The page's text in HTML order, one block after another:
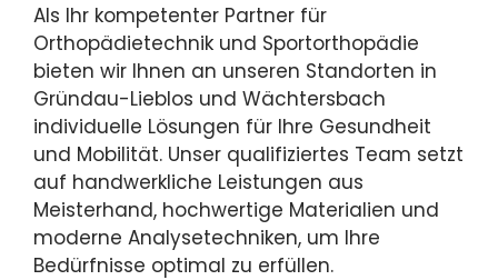
Als Ihr kompetenter Partner für
Orthopädietechnik und Sportorthopädie
bieten wir Ihnen an unseren Standorten in
Gründau-Lieblos und Wächtersbach
individuelle Lösungen für Ihre Gesundheit
und Mobilität. Unser qualifiziertes Team setzt
auf handwerkliche Leistungen aus
Meisterhand, hochwertige Materialien und
moderne Analysetechniken, um Ihre
Bedürfnisse optimal zu erfüllen.